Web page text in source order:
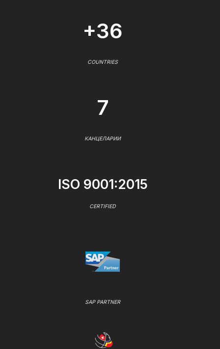
+36
COUNTRIES
7
КАНЦЕЛАРИИ
ISO 9001:2015
CERTIFIED
SAP PARTNER